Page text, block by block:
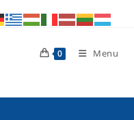
0 Menu